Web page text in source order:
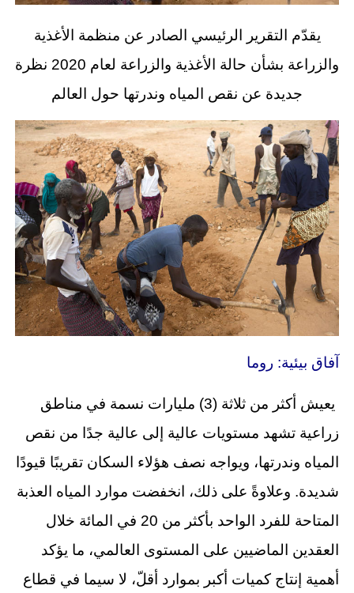
يقدّم التقرير الرئيسي الصادر عن منظمة الأغذية
والزراعة بشأن حالة الأغذية والزراعة لعام 2020 نظرة
جديدة عن نقص المياه وندرتها حول العالم
آفاق بيئية: روما
يعيش أكثر من ثلاثة (3) مليارات نسمة في مناطق
زراعية تشهد مستويات عالية إلى عالية جدًا من نقص
المياه وندرتها، ويواجه نصف هؤلاء السكان تقريبًا قيودًا
شديدة. وعلاوةً على ذلك، انخفضت موارد المياه العذبة
المتاحة للفرد الواحد بأكثر من 20 في المائة خلال
العقدين الماضيين على المستوى العالمي، ما يؤكد
أهمية إنتاج كميات أكبر بموارد أقلّ، لا سيما في قطاع